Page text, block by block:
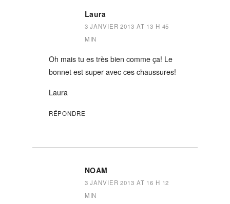
Laura
3 JANVIER 2013 AT 13 H 45
MIN
Oh mais tu es très bien comme ça! Le
bonnet est super avec ces chaussures!
Laura
RÉPONDRE
NOAM
3 JANVIER 2013 AT 16 H 12
MIN